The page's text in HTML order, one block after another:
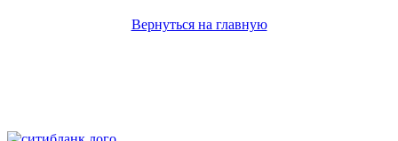
Вернуться на главную